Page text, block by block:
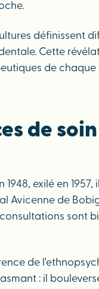
définissent
Cette
de chaque
de soin
exilé en
Avicenne de
sont
de
: il